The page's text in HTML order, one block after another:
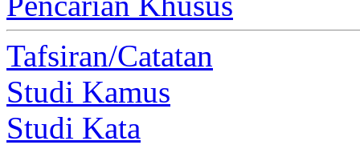
Tafsiran/Catatan
Studi Kamus
Studi Kata